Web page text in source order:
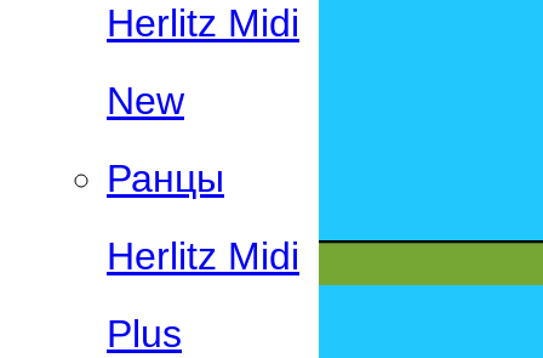
Herlitz Midi
New
Ранцы
Herlitz Midi
Plus